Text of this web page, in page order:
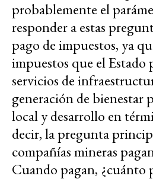
probablemente el
responder a estas
pago de impuestos, ya
impuestos que el
servicios de
generación de bienestar
local y desarrollo en
decir, la pregunta
compañías mineras
Cuando pagan, ¿cuánto